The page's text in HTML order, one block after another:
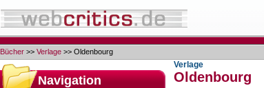
Bücher >> Verlage >> Oldenbourg
Navigation
Verlage
Oldenbourg